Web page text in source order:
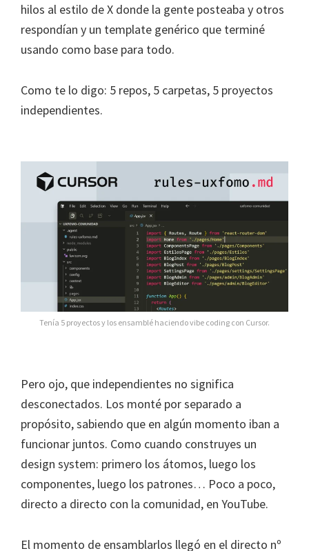
hilos al estilo de X donde la gente posteaba y otros
respondían y un template genérico que terminé
usando como base para todo.
Como te lo digo: 5 repos, 5 carpetas, 5 proyectos
independientes.
Tenía 5 proyectos y los ensamblé haciendo vibe coding con Cursor.
Pero ojo, que independientes no significa
desconectados. Los monté por separado a
propósito, sabiendo que en algún momento iban a
funcionar juntos. Como cuando construyes un
design system: primero los átomos, luego los
componentes, luego los patrones… Poco a poco,
directo a directo con la comunidad, en YouTube.
El momento de ensamblarlos llegó en el directo nº